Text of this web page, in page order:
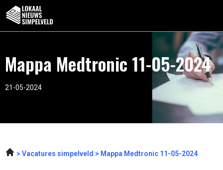
Mappa Medtronic 11-05-2024
21-05-2024
Vacatures simpelveld Mappa Medtronic 11-05-2024